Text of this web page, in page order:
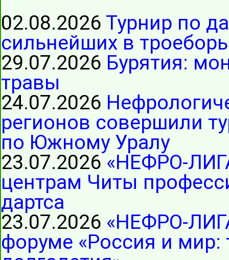
02.08.2026 Турнир по
сильнейших в
29.07.2026 Бурятия:
травы
24.07.2026
регионов совершили
по Южному Уралу
23.07.2026 «НЕФРО-
центрам Читы
дартса
23.07.2026 «НЕФРО-
форуме «Россия и мир: